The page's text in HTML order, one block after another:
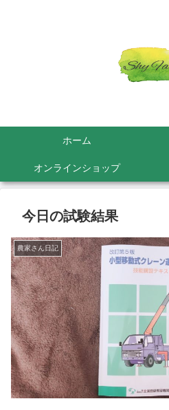
ホーム
オンラインショップ
今日の試験結果
農家さん日記